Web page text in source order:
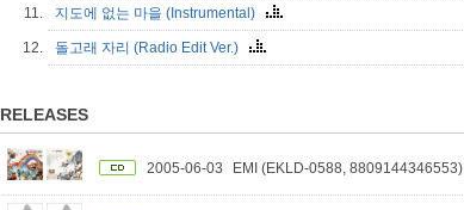
11. 지도에 없는 마을 (Instrumental)
12. 돌고래 자리 (Radio Edit Ver.)
RELEASES
2005-06-03 EMI (EKLD-0588, 8809144346553)